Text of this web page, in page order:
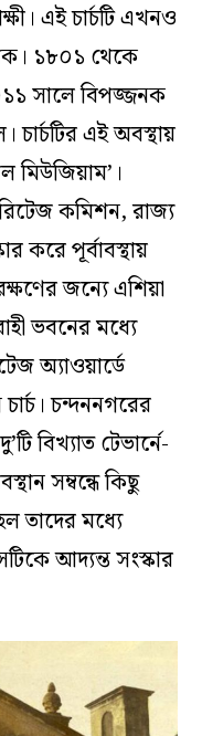
এই চার্চটি এখনও
১৮০১ থেকে
সালে বিপজ্জনক
এই অবস্থায়
মিউজিয়াম’।
কমিশন, রাজ্য
করে পূর্বাবস্থায়
জন্যে এশিয়া
ভবনের মধ্যে
অ্যাওয়ার্ডে
চন্দননগরের
বিখ্যাত টেভার্নে-
সম্বন্ধে কিছু
তাদের মধ্যে
আদ্যন্ত সংস্কার